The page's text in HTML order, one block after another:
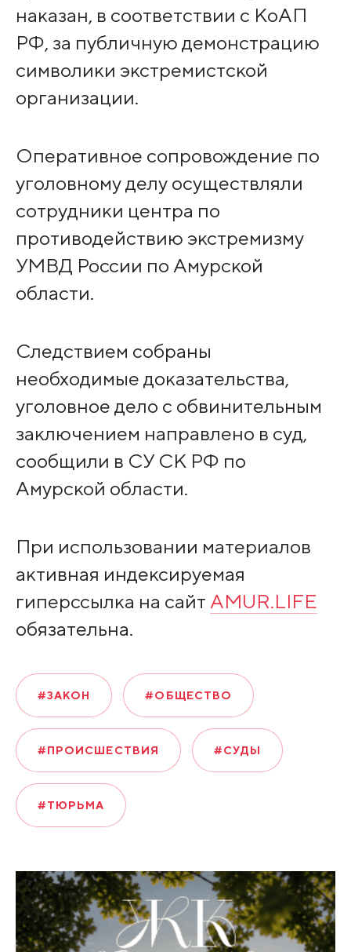
наказан, в соответствии с КоАП
РФ, за публичную демонстрацию
символики экстремистской
организации.
Оперативное сопровождение по
уголовному делу осуществляли
сотрудники центра по
противодействию экстремизму
УМВД России по Амурской
области.
Следствием собраны
необходимые доказательства,
уголовное дело с обвинительным
заключением направлено в суд,
сообщили в СУ СК РФ по
Амурской области.
При использовании материалов
активная индексируемая
гиперссылка на сайт AMUR.LIFE
обязательна.
#ЗАКОН #ОБЩЕСТВО
#ПРОИСШЕСТВИЯ #СУДЫ
#ТЮРЬМА